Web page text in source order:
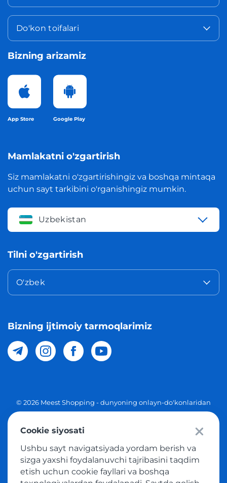
Do'kon toifalari
Bizning arizamiz
App Store Google Play
Mamlakatni o'zgartirish
Siz mamlakatni o'zgartirishingiz va boshqa mintaqa
uchun sayt tarkibini o'rganishingiz mumkin.
Uzbekistan
Tilni o'zgartirish
O'zbek
Bizning ijtimoiy tarmoqlarimiz
© 2026 Meest Shopping - dunyoning onlayn-do'konlaridan
Ommaviy taklif
Tovar sotib olish xizmatidan foydalanish shartlari
Cookie siyosati
Ushbu sayt navigatsiyada yordam berish va
sizga yaxshi foydalanuvchi tajribasini taqdim
etish uchun cookie fayllari va boshqa